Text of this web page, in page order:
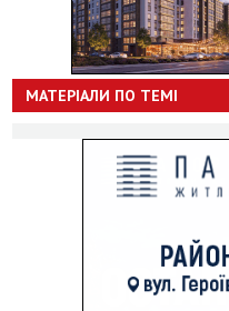
МАТЕРІАЛИ ПО ТЕМІ